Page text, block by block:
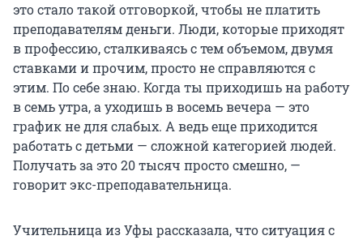
это стало такой отговоркой, чтобы не платить
преподавателям деньги. Люди, которые приходят
в профессию, сталкиваясь с тем объемом, двумя
ставками и прочим, просто не справляются с
этим. По себе знаю. Когда ты приходишь на работу
в семь утра, а уходишь в восемь вечера — это
график не для слабых. А ведь еще приходится
работать с детьми — сложной категорией людей.
Получать за это 20 тысяч просто смешно, —
говорит экс-преподавательница.
Учительница из Уфы рассказала, что ситуация с